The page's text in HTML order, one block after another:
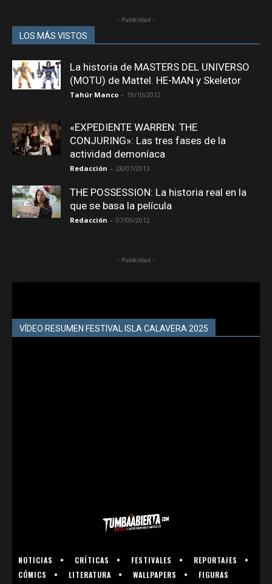
- Publicidad -
LOS MÁS VISTOS
La historia de MASTERS DEL UNIVERSO
(MOTU) de Mattel. HE-MAN y Skeletor
Tahúr Manco - 19/10/2012
«EXPEDIENTE WARREN: THE
CONJURING»: Las tres fases de la
actividad demoníaca
Redacción - 28/07/2013
THE POSSESSION: La historia real en la
que se basa la película
Redacción - 07/09/2012
- Publicidad -
VÍDEO RESUMEN FESTIVAL ISLA CALAVERA 2025
NOTICIAS CRÍTICAS FESTIVALES
REPORTAJES
CÓMICS
LITERATURA WALLPAPERS FIGURAS